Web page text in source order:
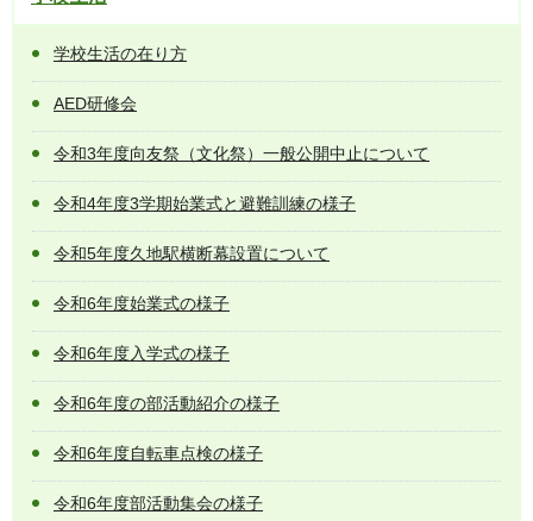
学校生活の在り方
AED研修会
令和3年度向友祭（文化祭）一般公開中止について
令和4年度3学期始業式と避難訓練の様子
令和5年度久地駅横断幕設置について
令和6年度始業式の様子
令和6年度入学式の様子
令和6年度の部活動紹介の様子
令和6年度自転車点検の様子
令和6年度部活動集会の様子